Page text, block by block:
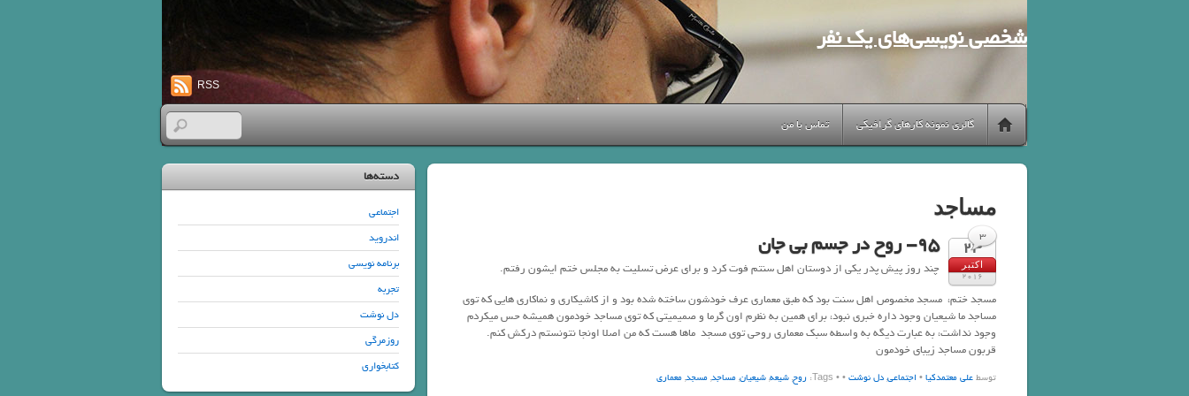
شخصی نویسی‌های یک نفر
RSS
گالری نمونه کارهای گرافیکی تماس با من
مساجد
23
اکتبر
2016
95- روح در جسم بی جان
چند روز پیش پدر یکی از دوستان اهل سنتم فوت کرد و برای عرض تسلیت به مجلس ختم ایشون رفتم.
مسجد ختم، مسجد مخصوص اهل سنت بود که طبق معماری عرف خودشون ساخته شده بود و از کاشیکاری و نماکاری هایی که توی
مساجد ما شیعیان وجود داره خبری نبود، برای همین به نظرم اون گرما و صمیمیتی که توی مساجد خودمون همیشه حس میکردم
وجود نداشت، به عبارت دیگه به واسطه سبک معماری روحی توی مسجد ماها هست که من اصلا اونجا نتونستم درکش کنم.
قربون مساجد زیبای خودمون
توسطعلی معتمدکیا• اجتماعی,دل نوشت•
3
• Tags: روح,شیعه,شیعیان,مساجد,مسجد,معماری
دسته‌ها
اجتماعی
اندروید
برنامه نویسی
تجربه
دل نوشت
روزمرگی
کتابخواری